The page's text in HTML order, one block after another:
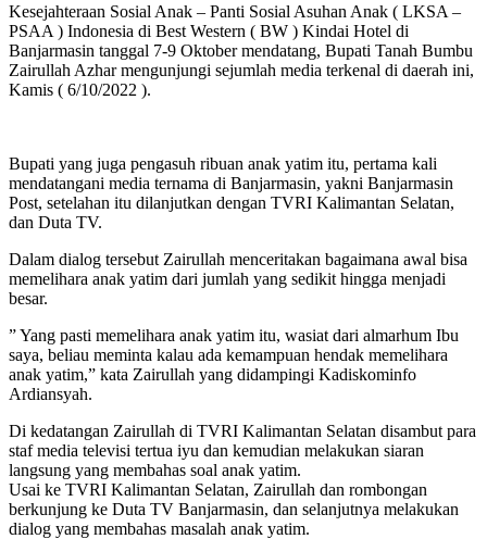
Kesejahteraan Sosial Anak – Panti Sosial Asuhan Anak ( LKSA –
PSAA ) Indonesia di Best Western ( BW ) Kindai Hotel di
Banjarmasin tanggal 7-9 Oktober mendatang, Bupati Tanah Bumbu
Zairullah Azhar mengunjungi sejumlah media terkenal di daerah ini,
Kamis ( 6/10/2022 ).
Bupati yang juga pengasuh ribuan anak yatim itu, pertama kali
mendatangani media ternama di Banjarmasin, yakni Banjarmasin
Post, setelahan itu dilanjutkan dengan TVRI Kalimantan Selatan,
dan Duta TV.
Dalam dialog tersebut Zairullah menceritakan bagaimana awal bisa
memelihara anak yatim dari jumlah yang sedikit hingga menjadi
besar.
” Yang pasti memelihara anak yatim itu, wasiat dari almarhum Ibu
saya, beliau meminta kalau ada kemampuan hendak memelihara
anak yatim,” kata Zairullah yang didampingi Kadiskominfo
Ardiansyah.
Di kedatangan Zairullah di TVRI Kalimantan Selatan disambut para
staf media televisi tertua iyu dan kemudian melakukan siaran
langsung yang membahas soal anak yatim.
Usai ke TVRI Kalimantan Selatan, Zairullah dan rombongan
berkunjung ke Duta TV Banjarmasin, dan selanjutnya melakukan
dialog yang membahas masalah anak yatim.